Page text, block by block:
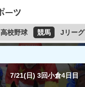
高校野球 競馬 Jリーグ
7/21(日) 3回小倉4日目